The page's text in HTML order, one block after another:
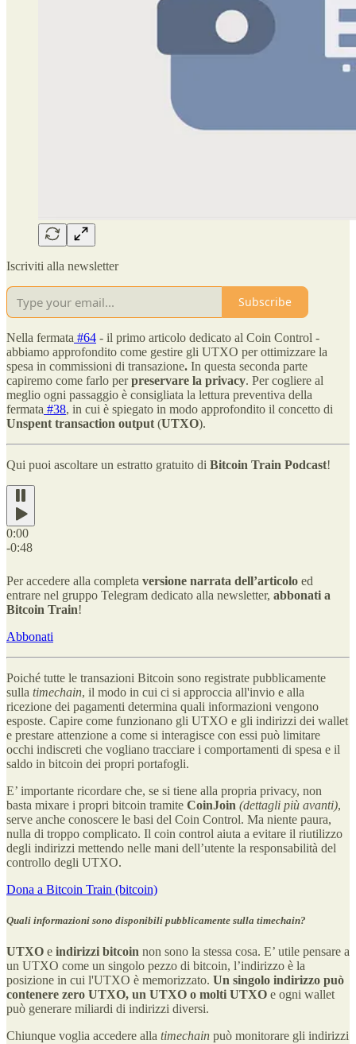
Iscriviti alla newsletter
Subscribe
Nella fermata #64 - il primo articolo dedicato al Coin Control -
abbiamo approfondito come gestire gli UTXO per ottimizzare la
spesa in commissioni di transazione. In questa seconda parte
capiremo come farlo perpreservare la privacy. Per cogliere al
meglio ogni passaggio è consigliata la lettura preventiva della
fermata #38, in cui è spiegato in modo approfondito il concetto di
Unspent transaction output (UTXO).
Qui puoi ascoltare un estratto gratuito di Bitcoin Train Podcast!
0:00
-0:48
Per accedere alla completa versione narrata dell’articolo ed
entrare nel gruppo Telegram dedicato alla newsletter, abbonati a
Bitcoin Train!
Abbonati
Poiché tutte le transazioni Bitcoin sono registrate pubblicamente
sulla timechain, il modo in cui ci si approccia all'invio e alla
ricezione dei pagamenti determina quali informazioni vengono
esposte. Capire come funzionano gli UTXO e gli indirizzi dei wallet
e prestare attenzione a come si interagisce con essi può limitare
occhi indiscreti che vogliano tracciare i comportamenti di spesa e il
saldo in bitcoin dei propri portafogli.
E’ importante ricordare che, se si tiene alla propria privacy, non
basta mixare i propri bitcoin tramite CoinJoin (dettagli più avanti),
serve anche conoscere le basi del Coin Control. Ma niente paura,
nulla di troppo complicato. Il coin control aiuta a evitare il riutilizzo
degli indirizzi mettendo nelle mani dell’utente la responsabilità del
controllo degli UTXO.
Dona a Bitcoin Train (bitcoin)
Quali informazioni sono disponibili pubblicamente sulla timechain?
UTXO e indirizzi bitcoin non sono la stessa cosa. E’ utile pensare a
un UTXO come un singolo pezzo di bitcoin, l’indirizzo è la
posizione in cui l'UTXO è memorizzato. Un singolo indirizzo può
contenere zero UTXO, un UTXO o molti UTXO e ogni wallet
può generare miliardi di indirizzi diversi.
Chiunque voglia accedere alla timechain può monitorare gli indirizzi